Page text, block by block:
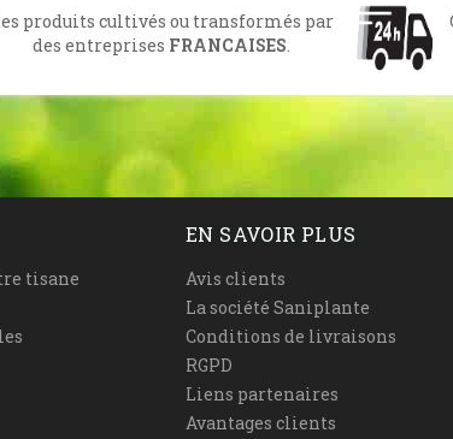
produits cultivés ou transformés par
des entreprises FRANCAISES.
tisane
EN SAVOIR PLUS
Avis clients
La société Saniplante
Conditions de livraisons
RGPD
Liens partenaires
Avantages clients